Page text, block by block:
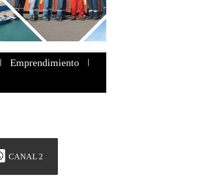
Emprendimiento
CANAL 2